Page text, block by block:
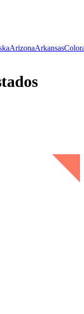
ArizonaArkansas